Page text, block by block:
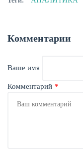
Комментарии
Ваше имя
Комментарий